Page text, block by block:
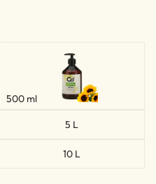
500 ml
5 L
10 L